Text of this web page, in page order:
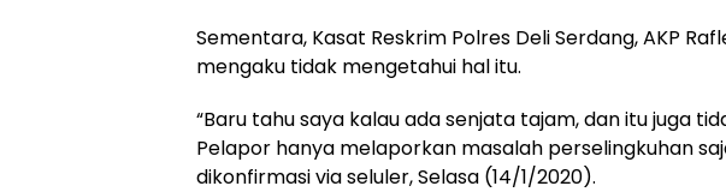
Sementara, Kasat Reskrim Polres Deli Serdang, AKP
mengaku tidak mengetahui hal itu.
“Baru tahu saya kalau ada senjata tajam, dan itu juga
Pelapor hanya melaporkan masalah perselingkuhan
dikonfirmasi via seluler, Selasa (14/1/2020).